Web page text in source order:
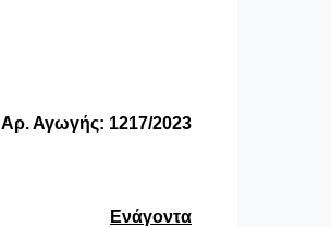
Αρ. Αγωγής: 1217/2023
Ενάγοντα